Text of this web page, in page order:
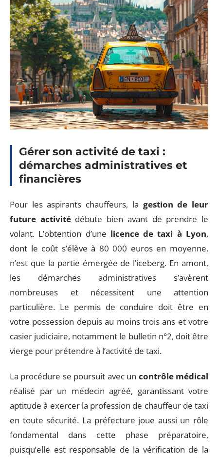
Gérer son activité de taxi :
démarches administratives et
financières
Pour les aspirants chauffeurs, la gestion de leur
future activitédébute bien avant de prendre le
volant. L’obtention d’une licence de taxi à Lyon,
dont le coût s’élève à 80 000 euros en moyenne,
n’est que la partie émergée de l’iceberg. En amont,
les démarches administratives s’avèrent
nombreuses et nécessitent une attention
particulière. Le permis de conduire doit être en
votre possession depuis au moins trois ans et votre
casier judiciaire, notamment le bulletin n°2, doit être
vierge pour prétendre à l’activité de taxi.
La procédure se poursuit avec un contrôle médical
réalisé par un médecin agréé, garantissant votre
aptitude à exercer la profession de chauffeur de taxi
en toute sécurité. La préfecture joue aussi un rôle
fondamental dans cette phase préparatoire,
puisqu’elle est responsable de la vérification de la